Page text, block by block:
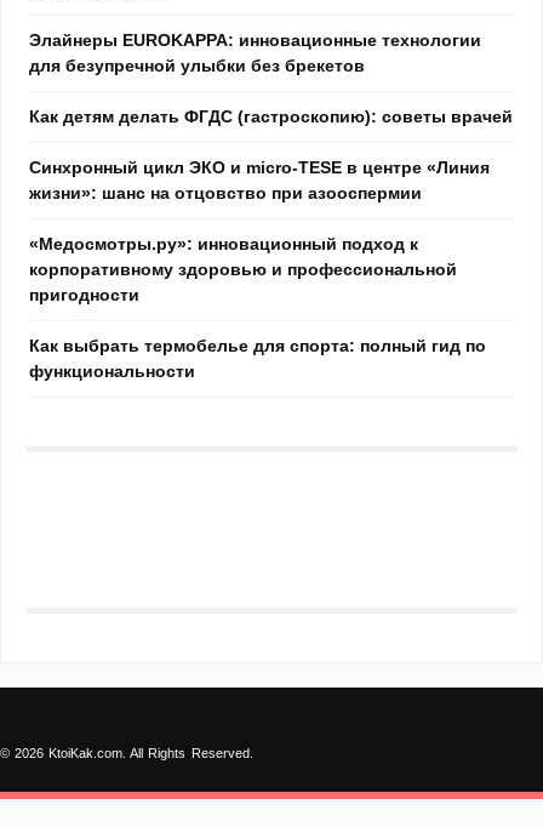
Элайнеры EUROKAPPA: инновационные технологии
для безупречной улыбки без брекетов
Как детям делать ФГДС (гастроскопию): советы врачей
Синхронный цикл ЭКО и micro-TESE в центре «Линия
жизни»: шанс на отцовство при азооспермии
«Медосмотры.ру»: инновационный подход к
корпоративному здоровью и профессиональной
пригодности
Как выбрать термобелье для спорта: полный гид по
функциональности
© 2026 KtoiKak.com. All Rights Reserved.